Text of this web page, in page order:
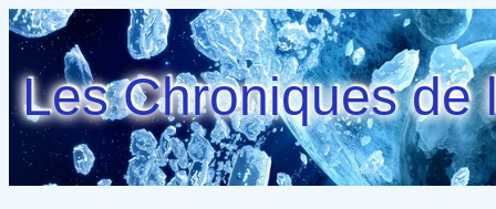
Les Chroniques de